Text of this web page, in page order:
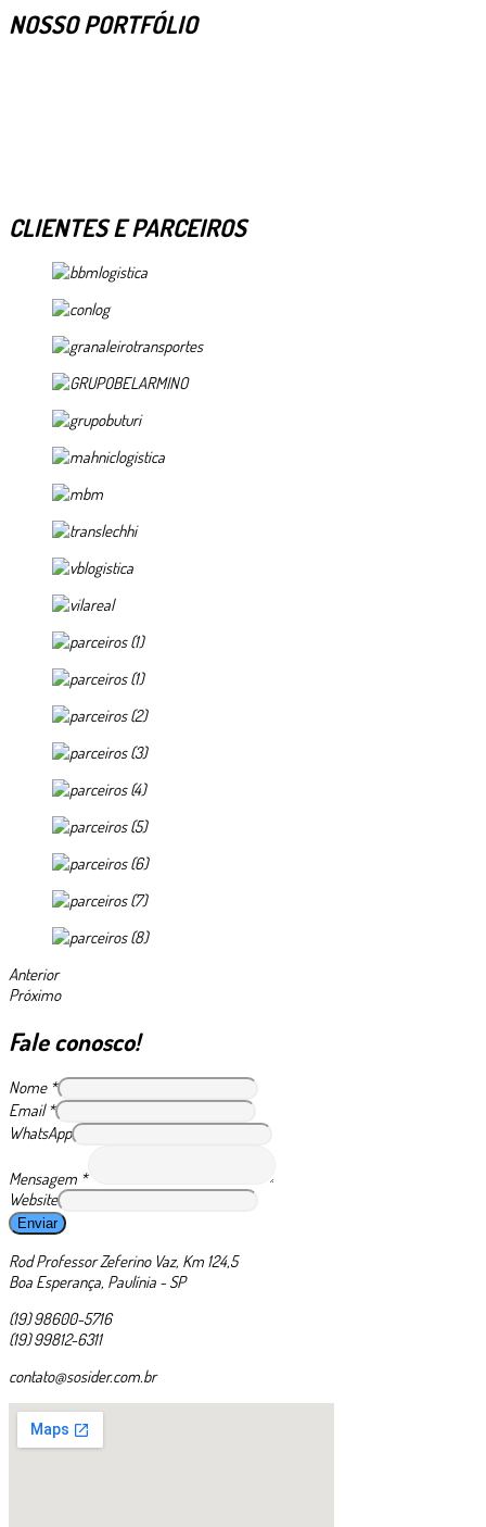
NOSSO PORTFÓLIO
CLIENTES E PARCEIROS
Anterior
Próximo
Fale conosco!
Nome *
Email*
WhatsApp
Mensagem *
Website
Enviar
Rod Professor Zeferino Vaz, Km 124,5
Boa Esperança, Paulínia - SP
(19) 98600-5716
(19) 99812-6311
contato@sosider.com.br